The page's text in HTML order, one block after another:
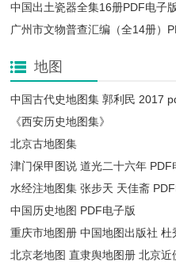
中国出土瓷器全集16册PDF电子
广州市文物普查汇编（全14册）
地图
中国古代史地图集 郭利民 2017
《西安历史地图集》
北京古地图集
津门保甲图说 道光二十六年 PDF
水经注地图集 张步天 天佳斋
中国历史地图 PDF电子版
重庆市地图册 中国地图出版社
北京老地图​ 直隶舆地图册 北京近